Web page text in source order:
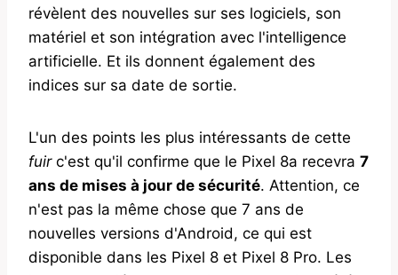
révèlent des nouvelles sur ses logiciels, son
matériel et son intégration avec l'intelligence
artificielle. Et ils donnent également des
indices sur sa date de sortie.
L'un des points les plus intéressants de cette
fuirc'est qu'il confirme que le Pixel 8a recevra 7
ans de mises à jour de sécurité. Attention, ce
n'est pas la même chose que 7 ans de
nouvelles versions d'Android, ce qui est
disponible dans les Pixel 8 et Pixel 8 Pro. Les